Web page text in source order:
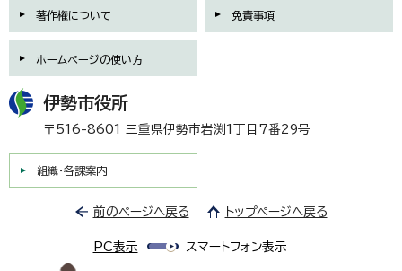
著作権について 免責事項
ホームページの使い方
伊勢市役所
〒516-8601 三重県伊勢市岩渕1丁目7番29号
組織・各課案内
前のページへ戻る トップページへ戻る
PC表示 スマートフォン表示